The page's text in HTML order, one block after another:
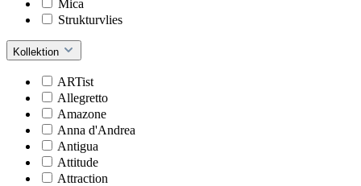
Mica
Strukturvlies
Kollektion
ARTist
Allegretto
Amazone
Anna d'Andrea
Antigua
Attitude
Attraction